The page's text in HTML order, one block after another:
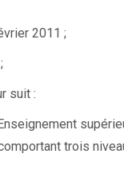
2011 ;
suit :
trois